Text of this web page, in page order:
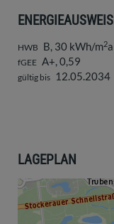
ENERGIEAUSWEIS
HWB B, 30 kWh/m2a
fGEE A+, 0,59
gültig bis 12.05.2034
LAGEPLAN